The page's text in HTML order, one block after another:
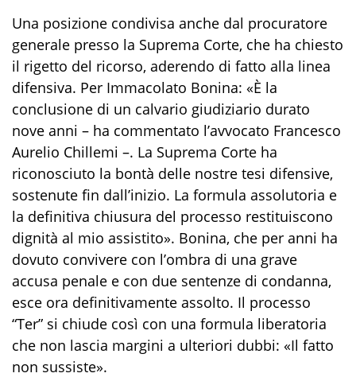
Una posizione condivisa anche dal procuratore
generale presso la Suprema Corte, che ha chiesto
il rigetto del ricorso, aderendo di fatto alla linea
difensiva. Per Immacolato Bonina: «È la
conclusione di un calvario giudiziario durato
nove anni – ha commentato l’avvocato Francesco
Aurelio Chillemi –. La Suprema Corte ha
riconosciuto la bontà delle nostre tesi difensive,
sostenute fin dall’inizio. La formula assolutoria e
la definitiva chiusura del processo restituiscono
dignità al mio assistito». Bonina, che per anni ha
dovuto convivere con l’ombra di una grave
accusa penale e con due sentenze di condanna,
esce ora definitivamente assolto. Il processo
“Ter” si chiude così con una formula liberatoria
che non lascia margini a ulteriori dubbi: «Il fatto
non sussiste».